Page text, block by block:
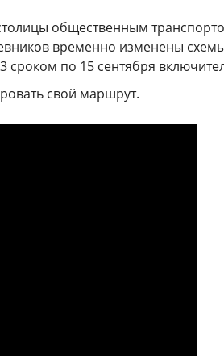
общественным
временно изменены
по 15 сентября
свой маршрут.